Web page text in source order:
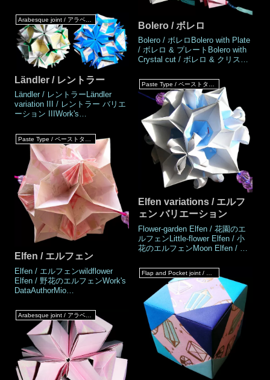
2010MadeDecember
2023DrawingDecember
2023Number of parts 30
piecesPaper size13.125 × 17.5
cm (ratio 3:4)Joining
materialsNo use (No
glued)Joining methodArabesq
Bolero / ボレロ
Bolero / ボレロBolero with Plate
/ ボレロ & プレートBolero with
Crystal cut / ボレロ & クリスタ
ロ & チューブWork's
DataAuthor© Mio
TsugawaCreatedAugust
2010MadeAugust 2010, August
2023DrawingNovember
2023Number of parts30
piecesPaper siz
Ländler / レントラー
Ländler / レントラーLändler
variation III / レントラー バリエ
ーション IIIWork's
TsugawaCreatedSep.2010Made
Sep.2010DrawingFeb.2019Numb
er of parts30 piecesPaper
size7.5 cm (Square
paper)Joining materialsNo use
(No glued)Joining
methodArabesque j
Paste Type / ペーストタイプ
Elfen variations / エルフ
ェン バリエーション
Flower-garden Elfen / 花園のエ
ルフェンLittle-flower Elfen / 小
花のエルフェンMoon Elfen / 月
晶のエルフェンWork's
DataAuthorMio
TsugawaCreatedDec.2010Made
Dec.2019DrawingDec.2019Num
ber of parts24 piecesPaper
size3.75 × 7.5 cm (Half square
paper
Elfen / エルフェン
Elfen / エルフェンwildflower
Elfen / 野花のエルフェンWork's
DataAuthorMio
Dec.2019DrawingDec.2019Num
ber of parts24 piecesPaper
size3.75 × 7.5 cm (Half square
paper)Joining materialsGlue
(Paste type)NoteThese are
paste-type work